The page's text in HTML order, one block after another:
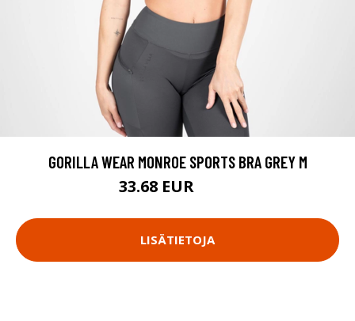
GORILLA WEAR MONROE SPORTS BRA GREY M
33.68 EUR
LISÄTIETOJA